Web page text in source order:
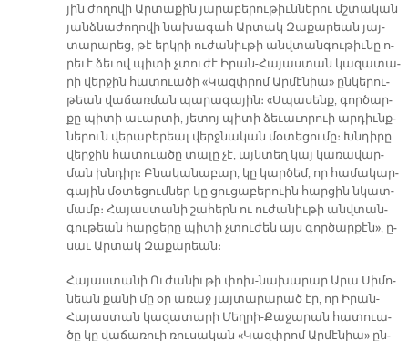
յին ժո­ղո­վի Ար­տա­քին յա­րա­բե­րու­թիւն­նե­րու մշտա­կան
յանձ­նա­ժո­ղո­վի նա­խա­գահ Ար­տակ Զա­քա­րեան յայ­
տա­րա­րեց, թէ երկ­րի ու­ժա­նիւ­թի անվ­տան­գու­թիւ­նը ո­
րե­ւէ ձե­ւով պի­տի չտու­ժէ Ի­րան-Հա­յաս­տան կա­զա­տա­
րի վեր­ջին հա­տուա­ծի «Կազփ­րոմ Ար­մէնիա» ըն­կե­րու­
թեան վա­ճառ­ման պա­րա­գա­յին։ «Սպա­սենք, գոր­ծար­
քը պի­տի ա­ւար­տի, յե­տոյ պի­տի ձե­ւա­ւո­րուի ար­դիւնք­
նե­րուն վե­րա­բե­րեալ վերջ­նա­կան մօ­տե­ցու­մը։ Խնդի­րը
վեր­ջին հա­տուա­ծը տա­լը չէ, այն­տեղ կայ կա­ռա­վար­
ման խնդիր։ Բնա­կա­նա­բար, կը կար­ծեմ, որ հա­մա­կար­
գա­յին մօ­տե­ցում­ներ կը ցու­ցա­բե­րուին հար­ցին նկատ­
մամբ։ Հա­յաս­տա­նի շա­հերն ու ու­ժա­նիւ­թի անվ­տան­
գու­թեան հար­ցե­րը պի­տի չտու­ժեն այս գոր­ծար­քէն», ը­
սաւ Ար­տակ Զա­քա­րեան։
Հա­յաս­տա­նի Ու­ժա­նիւ­թի փոխ-նա­խա­րար Ա­րա Սի­մո­
նեան քա­նի մը օր ա­ռաջ յայ­տա­րա­րած էր, որ Ի­րան-
Հա­յաս­տան կա­զա­տա­րի Մեղ­րի-Քա­ջա­րան հա­տուա­
ծը կը վա­ճա­ռուի ռու­սա­կան «Կազփ­րոմ Ար­մէ­նիա» ըն­